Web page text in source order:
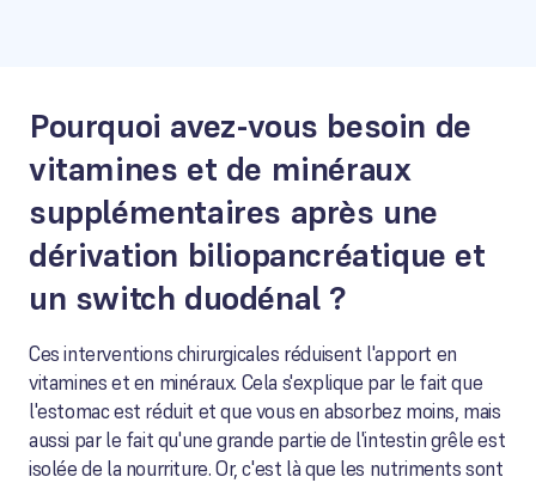
Pourquoi avez-vous besoin de
vitamines et de minéraux
supplémentaires après une
dérivation biliopancréatique et
un switch duodénal ?
Ces interventions chirurgicales réduisent l'apport en
vitamines et en minéraux. Cela s'explique par le fait que
l'estomac est réduit et que vous en absorbez moins, mais
aussi par le fait qu'une grande partie de l'intestin grêle est
isolée de la nourriture. Or, c'est là que les nutriments sont